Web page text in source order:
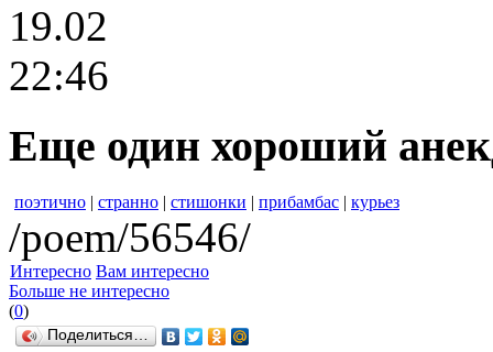
19.02
22:46
Еще один хороший
поэтично | странно | стишонки | прибамбас | курьез
/poem/56546/
Интересно Вам интересно
Больше не интересно
(0)
Поделиться…